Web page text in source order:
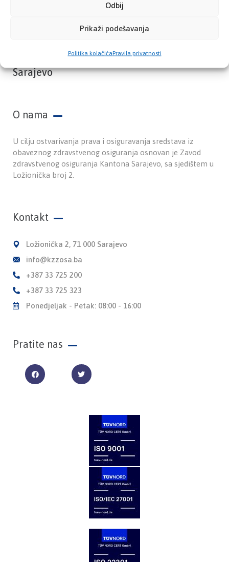
Odbij
Prikaži podešavanja
Politika kolačićaPravila privatnosti
Zavod zdravstvenog osiguranja Kantona
Sarajevo
O nama
U cilju ostvarivanja prava i osiguravanja sredstava iz
obaveznog zdravstvenog osiguranja osnovan je Zavod
zdravstvenog osiguranja Kantona Sarajevo, sa sjedištem u
Ložionička broj 2.
Kontakt
Ložionička 2, 71 000 Sarajevo
info@kzzosa.ba
+387 33 725 200
+387 33 725 323
Ponedjeljak - Petak: 08:00 - 16:00
Pratite nas